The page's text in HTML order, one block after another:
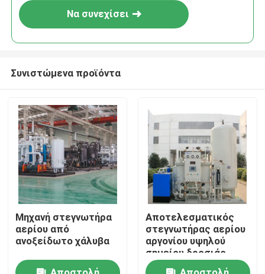
Σπίτι
Προϊόντα
Σχετικά με εμάς
Να συνεχίσει
Συνιστώμενα προϊόντα
Μηχανή στεγνωτήρα
αερίου από
ανοξείδωτο χάλυβα
Αποτελεσματικός
στεγνωτήρας αερίου
αργονίου υψηλού
σημείου δροσιάς
χαμηλή κατανάλωση